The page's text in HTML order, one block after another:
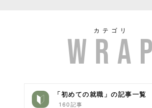
カテゴリ
「初めての就職」の記事一覧
160記事